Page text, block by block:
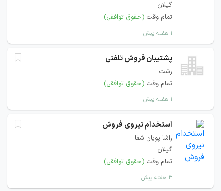
گیلان
تمام وقت (حقوق توافقی)
۱ هفته پیش
پشتیبان فروش تلفنی
رشت
تمام وقت (حقوق توافقی)
۱ هفته پیش
استخدام نیروی فروش
راشا پویان شفا
گیلان
تمام وقت (حقوق توافقی)
۳ هفته پیش